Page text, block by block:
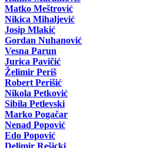
Matko Meštrović
Nikica Mihaljević
Josip Mlakić
Gordan Nuhanović
Vesna Parun
Jurica Pavičić
Želimir Periš
Robert Perišić
Nikola Petković
Sibila Petlevski
Marko Pogačar
Nenad Popović
Edo Popović
Delimir Rešicki